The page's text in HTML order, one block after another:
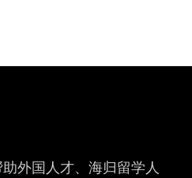
外国人才、海归留学人